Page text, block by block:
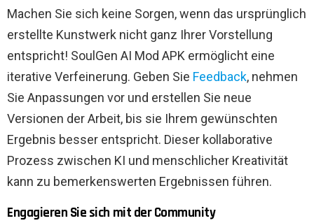
Machen Sie sich keine Sorgen, wenn das ursprünglich
erstellte Kunstwerk nicht ganz Ihrer Vorstellung
entspricht! SoulGen AI Mod APK ermöglicht eine
iterative Verfeinerung. Geben Sie Feedback, nehmen
Sie Anpassungen vor und erstellen Sie neue
Versionen der Arbeit, bis sie Ihrem gewünschten
Ergebnis besser entspricht. Dieser kollaborative
Prozess zwischen KI und menschlicher Kreativität
kann zu bemerkenswerten Ergebnissen führen.
Engagieren Sie sich mit der Community